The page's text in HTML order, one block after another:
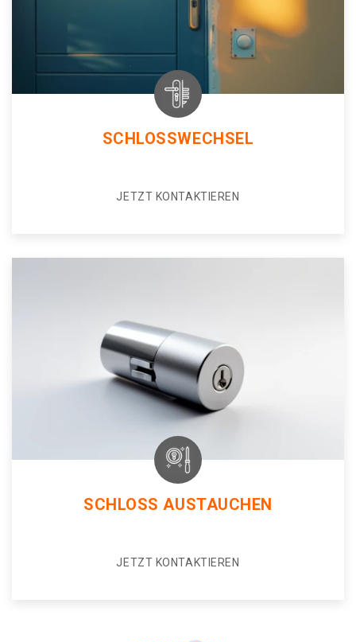
SCHLOSSWECHSEL
JETZT KONTAKTIEREN
SCHLOSS AUSTAUCHEN
JETZT KONTAKTIEREN